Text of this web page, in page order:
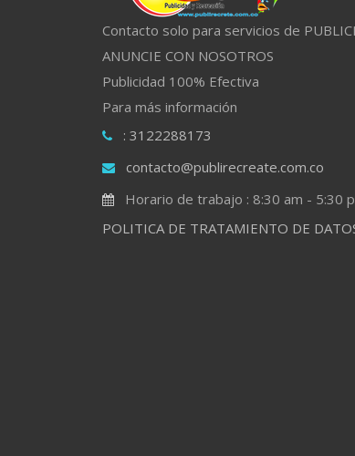
Contacto solo para servicios de
ANUNCIE CON NOSOTROS
Publicidad 100% Efectiva
Para más información
: 3122288173
contacto@publirecreate.com.co
Horario de trabajo : 8:30 am - 5:30
POLITICA DE TRATAMIENTO DE